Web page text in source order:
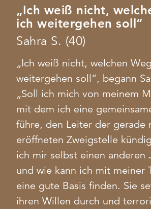
„Ich weiß nicht,
ich weitergehen soll“
Sahra S. (40)
„Ich weiß nicht, welchen
weitergehen soll“, begann
„Soll ich mich von meinem
mit dem ich eine
führe, den Leiter der gerade
eröffneten Zweigstelle
ich mir selbst einen anderen
und wie kann ich mit meiner
eine gute Basis finden. Sie
ihren Willen durch und